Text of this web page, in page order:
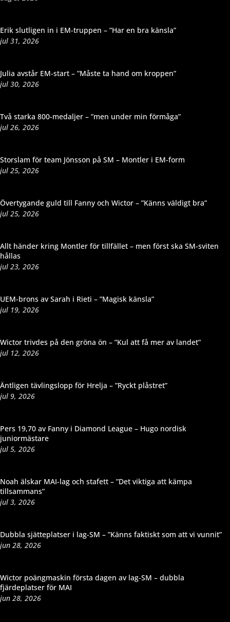
Erik slutligen in i EM-truppen – ”Har en bra känsla”
jul 31, 2026
Julia avstår EM-start – ”Måste ta hand om kroppen”
jul 30, 2026
Två starka 800-medaljer – ”men under min förmåga”
jul 26, 2026
Storslam för team Jönsson på SM – Montler i EM-form
jul 25, 2026
Övertygande guld till Fanny och Wictor – ”Känns väldigt bra”
jul 25, 2026
Allt händer kring Montler för tillfället – men först ska SM-sviten
hållas
jul 23, 2026
UEM-brons av Sarah i Rieti – ”Magisk känsla”
jul 19, 2026
Wictor trivdes på den gröna ön – ”Kul att få mer av landet”
jul 12, 2026
Äntligen tävlingslopp för Hrelja – ”Ryckt plåstret”
jul 9, 2026
Pers 19,70 av Fanny i Diamond League – Hugo nordisk
juniormästare
jul 5, 2026
Noah älskar MAI-lag och stafett – ”Det viktiga att kämpa
tillsammans”
jul 3, 2026
Dubbla sjätteplatser i lag-SM – ”Känns faktiskt som att vi vunnit”
jun 28, 2026
Wictor poängmaskin första dagen av lag-SM – dubbla
fjärdeplatser för MAI
jun 28, 2026